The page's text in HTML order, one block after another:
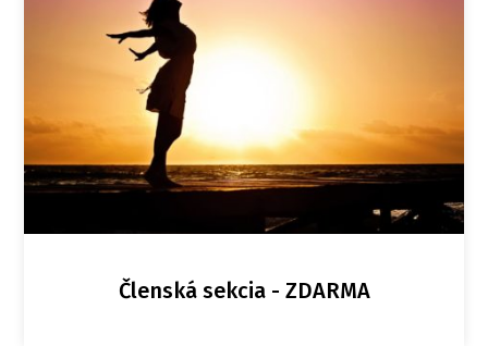
Členská sekcia - ZDARMA